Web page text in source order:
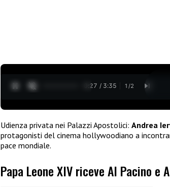
0:28 / 3:35 1 /2
Udienza privata nei Palazzi Apostolici: Andrea
protagonisti del cinema hollywoodiano a
pace mondiale.
Papa Leone XIV riceve Al Pacino e